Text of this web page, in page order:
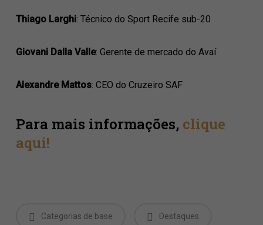
Thiago Larghi: Técnico do Sport Recife sub-20
Giovani Dalla Valle: Gerente de mercado do Avaí
Alexandre Mattos: CEO do Cruzeiro SAF
Para mais informações, clique
aqui!
Categorias de base Destaques